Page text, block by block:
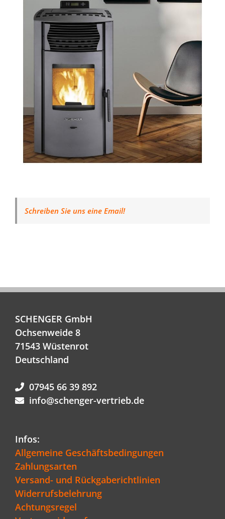
Schreiben Sie uns eine Email!
SCHENGER GmbH
Ochsenweide 8
71543 Wüstenrot
Deutschland
07945 66 39 892
info@schenger-vertrieb.de
Infos:
Allgemeine Geschäftsbedingungen
Zahlungsarten
Versand- und Rückgaberichtlinien
Widerrufsbelehrung
Achtungsregel